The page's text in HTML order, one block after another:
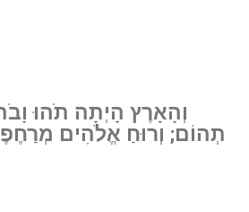
וְהָאָרֶץ הָיְתָה תֹהוּ
תְהוֹם; וְרוּחַ אֱלֹהִים